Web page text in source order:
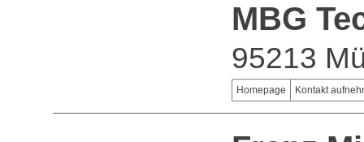
MBG
95213
Homepage Kontakt